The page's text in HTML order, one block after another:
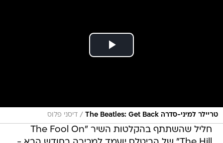
טריילר למיני-סדרה The Beatles: Get Back / דיסני פלוס
חליל שהשתתף בהקלטות השיר "The Fool On